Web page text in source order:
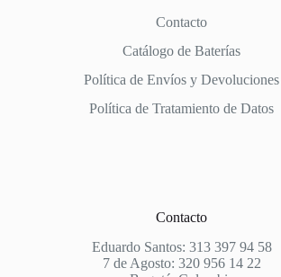
Contacto
Catálogo de Baterías
Política de Envíos y Devoluciones
Política de Tratamiento de Datos
Contacto
Eduardo Santos: 313 397 94 58
7 de Agosto: 320 956 14 22